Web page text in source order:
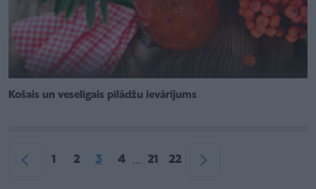
Košais un veselīgais pīlādžu ievārījums
1 2 3 4 ... 21 22